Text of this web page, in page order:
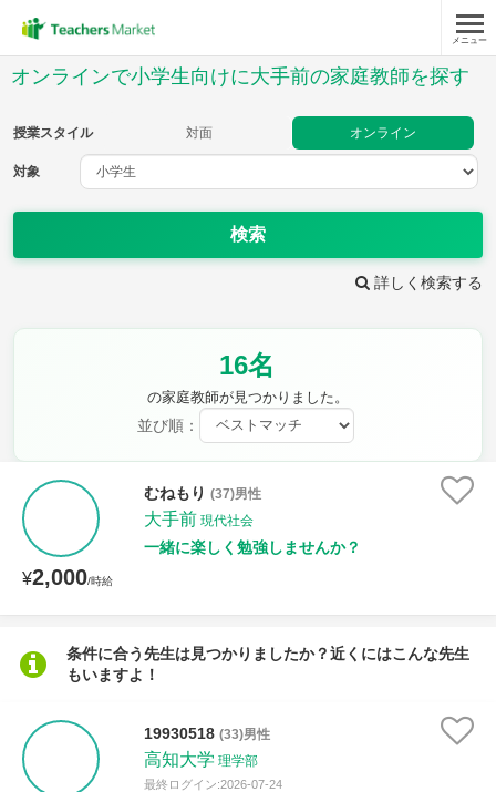
メニュー
オンラインで小学生向けに大手前の家庭教師を探す
授業スタイル 対面 オンライン
対象
検索
詳しく検索する
16名
の家庭教師が見つかりました。
並び順：
¥2,000/時給
むねもり (37)男性
大手前 現代社会
一緒に楽しく勉強しませんか？
条件に合う先生は見つかりましたか？近くにはこんな先生
もいますよ！
19930518 (33)男性
高知大学 理学部
最終ログイン:2026-07-24
教科
図画工作
時給：¥1,000 ～ ¥10,000
授業可能日
所属大学
年齢：18-101歳